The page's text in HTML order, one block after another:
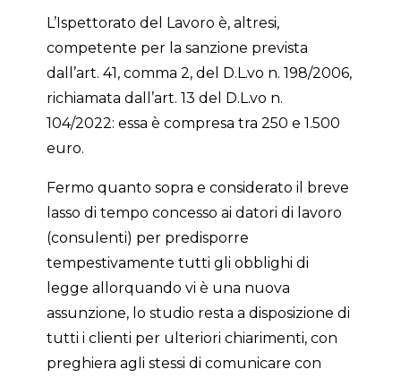
L’Ispettorato del Lavoro è, altresi,
competente per la sanzione prevista
dall’art. 41, comma 2, del D.L.vo n. 198/2006,
richiamata dall’art. 13 del D.L.vo n.
104/2022: essa è compresa tra 250 e 1.500
euro.
Fermo quanto sopra e considerato il breve
lasso di tempo concesso ai datori di lavoro
(consulenti) per predisporre
tempestivamente tutti gli obblighi di
legge allorquando vi è una nuova
assunzione, lo studio resta a disposizione di
tutti i clienti per ulteriori chiarimenti, con
preghiera agli stessi di comunicare con